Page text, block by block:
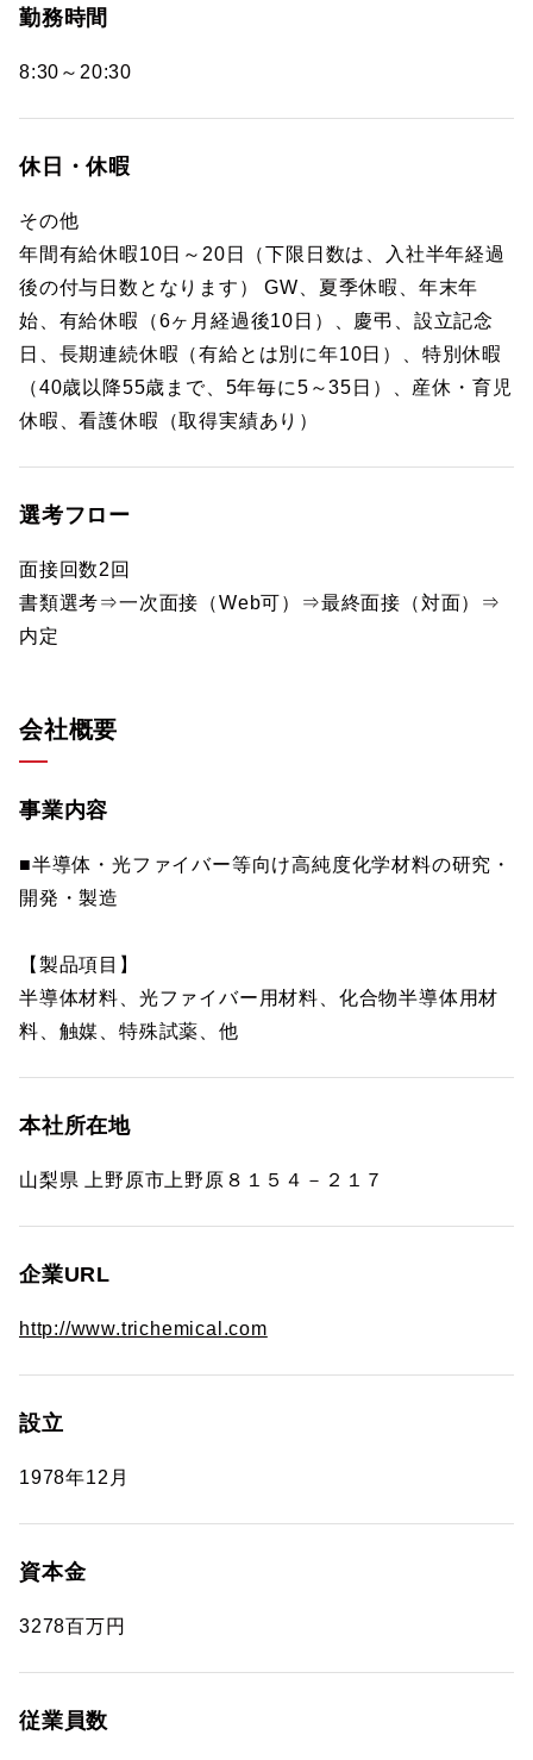
勤務時間
8:30～20:30
休日・休暇
その他
年間有給休暇10日～20日（下限日数は、入社半年経過
後の付与日数となります） GW、夏季休暇、年末年
始、有給休暇（6ヶ月経過後10日）、慶弔、設立記念
日、長期連続休暇（有給とは別に年10日）、特別休暇
（40歳以降55歳まで、5年毎に5～35日）、産休・育児
休暇、看護休暇（取得実績あり）
選考フロー
面接回数2回
書類選考⇒一次面接（Web可）⇒最終面接（対面）⇒
内定
会社概要
事業内容
■半導体・光ファイバー等向け高純度化学材料の研究・
開発・製造
【製品項目】
半導体材料、光ファイバー用材料、化合物半導体用材
料、触媒、特殊試薬、他
本社所在地
山梨県 上野原市上野原８１５４－２１７
企業URL
http://www.trichemical.com
設立
1978年12月
資本金
3278百万円
従業員数